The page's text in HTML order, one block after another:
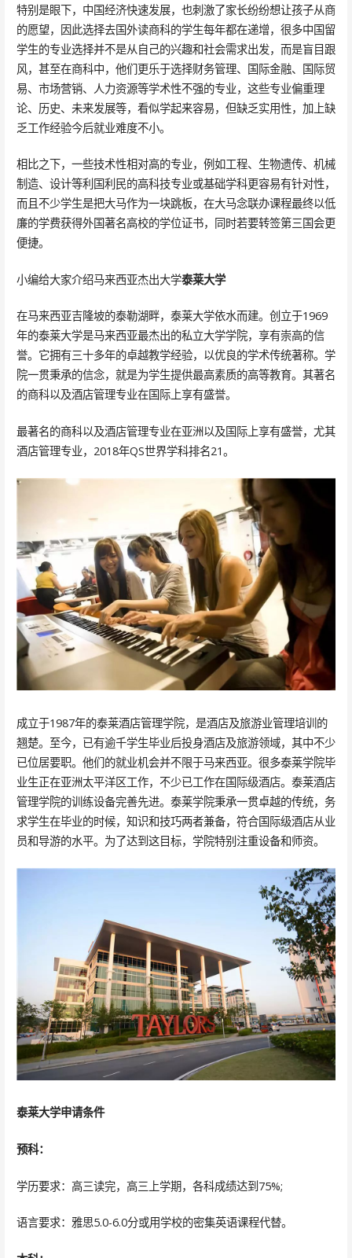
特别是眼下，中国经济快速发展，也刺激了家长纷纷想让孩子从商
的愿望，因此选择去国外读商科的学生每年都在递增，很多中国留
学生的专业选择并不是从自己的兴趣和社会需求出发，而是盲目跟
风，甚至在商科中，他们更乐于选择财务管理、国际金融、国际贸
易、市场营销、人力资源等学术性不强的专业，这些专业偏重理
论、历史、未来发展等，看似学起来容易，但缺乏实用性，加上缺
乏工作经验今后就业难度不小。
相比之下，一些技术性相对高的专业，例如工程、生物遗传、机械
制造、设计等利国利民的高科技专业或基础学科更容易有针对性，
而且不少学生是把大马作为一块跳板，在大马念联办课程最终以低
廉的学费获得外国著名高校的学位证书，同时若要转签第三国会更
便捷。
小编给大家介绍马来西亚杰出大学泰莱大学
在马来西亚吉隆坡的泰勒湖畔，泰莱大学依水而建。创立于1969
年的泰莱大学是马来西亚最杰出的私立大学学院，享有崇高的信
誉。它拥有三十多年的卓越教学经验，以优良的学术传统著称。学
院一贯秉承的信念，就是为学生提供最高素质的高等教育。其著名
的商科以及酒店管理专业在国际上享有盛誉。
最著名的商科以及酒店管理专业在亚洲以及国际上享有盛誉，尤其
酒店管理专业，2018年QS世界学科排名21。
成立于1987年的泰莱酒店管理学院，是酒店及旅游业管理培训的
翘楚。至今，已有逾千学生毕业后投身酒店及旅游领域，其中不少
已位居要职。他们的就业机会并不限于马来西亚。很多泰莱学院毕
业生正在亚洲太平洋区工作，不少已工作在国际级酒店。泰莱酒店
管理学院的训练设备完善先进。泰莱学院秉承一贯卓越的传统，务
求学生在毕业的时候，知识和技巧两者兼备，符合国际级酒店从业
员和导游的水平。为了达到这目标，学院特别注重设备和师资。
泰莱大学申请条件
预科：
学历要求：高三读完，高三上学期，各科成绩达到75%;
语言要求：雅思5.0-6.0分或用学校的密集英语课程代替。